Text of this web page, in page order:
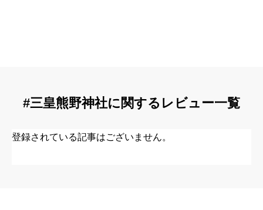
#三皇熊野神社に関するレビュー一覧
登録されている記事はございません。